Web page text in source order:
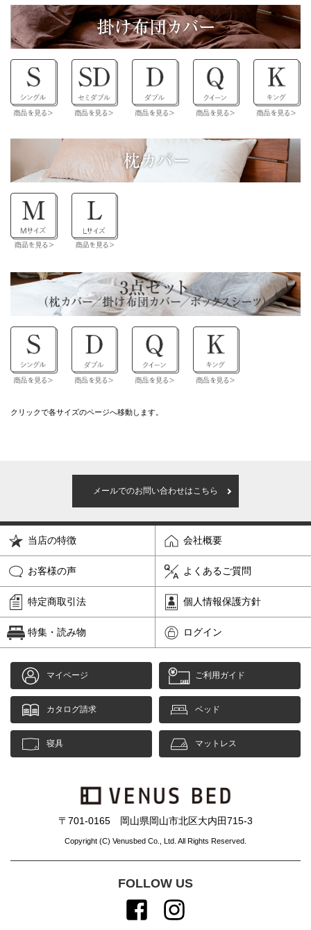
クリックで各サイズのページへ移動します。
メールでのお問い合わせはこちら
当店の特徴 会社概要
お客様の声 よくあるご質問
特定商取引法 個人情報保護方針
特集・読み物 ログイン
マイページ ご利用ガイド
カタログ請求 ベッド
寝具 マットレス
〒701-0165 岡山県岡山市北区大内田715-3
Copyright (C) Venusbed Co., Ltd. All Rights Reserved.
FOLLOW US